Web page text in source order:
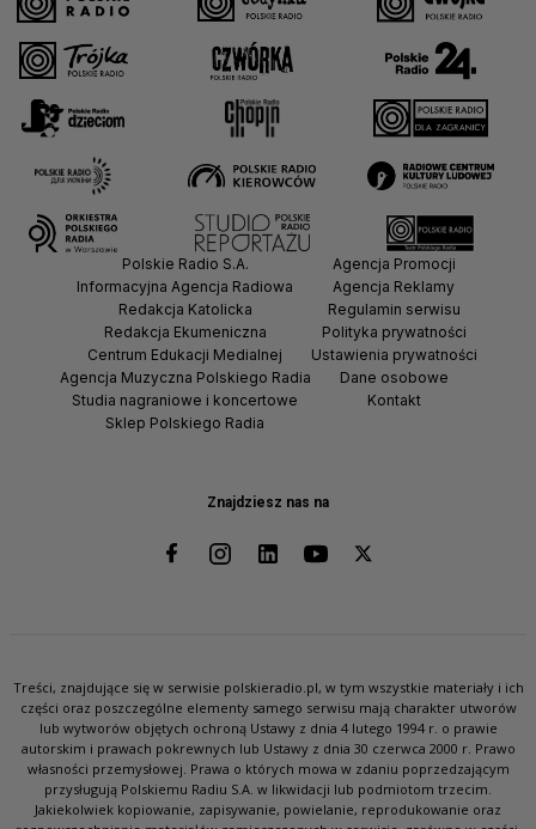
Znajdziesz nas na
Polskie Radio S.A.
Informacyjna Agencja Radiowa
Redakcja Katolicka
Redakcja Ekumeniczna
Centrum Edukacji Medialnej
Agencja Muzyczna Polskiego Radia
Studia nagraniowe i koncertowe
Sklep Polskiego Radia
Agencja Promocji
Agencja Reklamy
Regulamin serwisu
Polityka prywatności
Ustawienia prywatności
Dane osobowe
Kontakt
Treści, znajdujące się w serwisie polskieradio.pl, w tym wszystkie materiały i ich
części oraz poszczególne elementy samego serwisu mają charakter utworów
lub wytworów objętych ochroną Ustawy z dnia 4 lutego 1994 r. o prawie
autorskim i prawach pokrewnych lub Ustawy z dnia 30 czerwca 2000 r. Prawo
własności przemysłowej. Prawa o których mowa w zdaniu poprzedzającym
przysługują Polskiemu Radiu S.A. w likwidacji lub podmiotom trzecim.
Jakiekolwiek kopiowanie, zapisywanie, powielanie, reprodukowanie oraz